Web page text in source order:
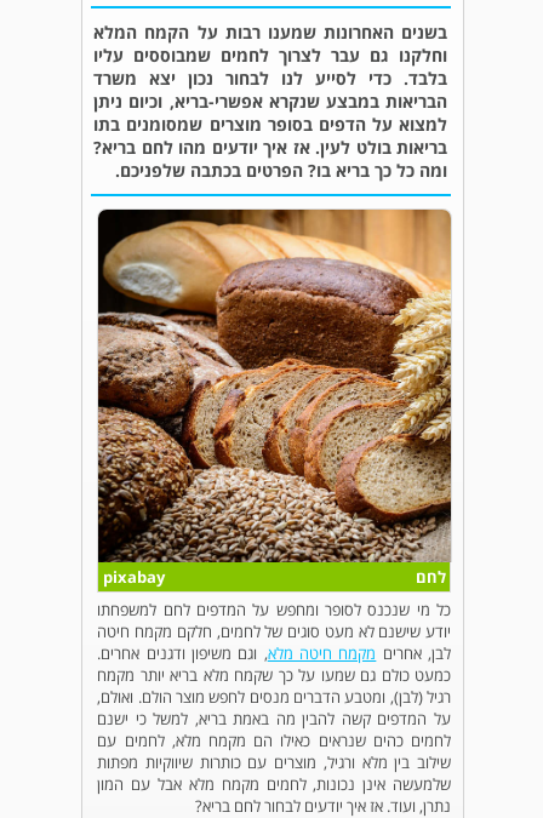
בשנים האחרונות שמענו רבות על הקמח המלא
וחלקנו גם עבר לצרוך לחמים שמבוססים עליו
בלבד. כדי לסייע לנו לבחור נכון יצא משרד
הבריאות במבצע שנקרא אפשרי-בריא, וכיום ניתן
למצוא על הדפים בסופר מוצרים שמסומנים בתו
בריאות בולט לעין. אז איך יודעים מהו לחם בריא?
ומה כל כך בריא בו? הפרטים בכתבה שלפניכם.
לחם
pixabay
כל מי שנכנס לסופר ומחפש על המדפים לחם למשפחתו
יודע שישנם לא מעט סוגים של לחמים, חלקם מקמח חיטה
לבן, אחרים מקמח חיטה מלא, וגם משיפון ודגנים אחרים.
כמעט כולם גם שמעו על כך שקמח מלא בריא יותר מקמח
רגיל (לבן), ומטבע הדברים מנסים לחפש מוצר הולם. ואולם,
על המדפים קשה להבין מה באמת בריא, למשל כי ישנם
לחמים כהים שנראים כאילו הם מקמח מלא, לחמים עם
שילוב בין מלא ורגיל, מוצרים עם כותרות שיווקיות מפתות
שלמעשה אינן נכונות, לחמים מקמח מלא אבל עם המון
נתרן, ועוד. אז איך יודעים לבחור לחם בריא?